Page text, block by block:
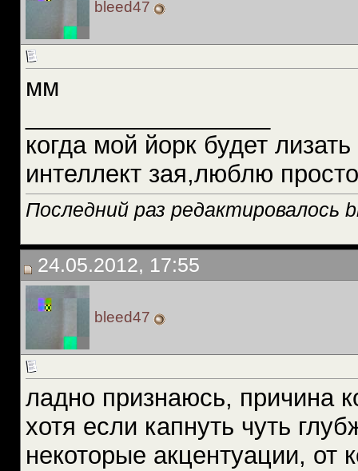
bleed47
мм
когда мой йорк будет
интеллект зая,люблю
Последний раз редактировалось
24.05.2012, 17:55
bleed47
ладно признаюсь, причина
хотя если капнуть чуть
некоторые акцентуации, от